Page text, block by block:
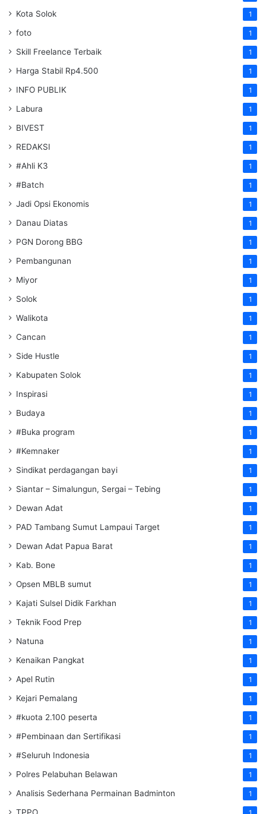
Kota Solok 1
foto 1
Skill Freelance Terbaik 1
Harga Stabil Rp4.500 1
INFO PUBLIK 1
Labura 1
BIVEST 1
REDAKSI 1
#Ahli K3 1
#Batch 1
Jadi Opsi Ekonomis 1
Danau Diatas 1
PGN Dorong BBG 1
Pembangunan 1
Miyor 1
Solok 1
Walikota 1
Cancan 1
Side Hustle 1
Kabupaten Solok 1
Inspirasi 1
Budaya 1
#Buka program 1
#Kemnaker 1
Sindikat perdagangan bayi 1
Siantar – Simalungun, Sergai – Tebing 1
Dewan Adat 1
PAD Tambang Sumut Lampaui Target 1
Dewan Adat Papua Barat 1
Kab. Bone 1
Opsen MBLB sumut 1
Kajati Sulsel Didik Farkhan 1
Teknik Food Prep 1
Natuna 1
Kenaikan Pangkat 1
Apel Rutin 1
Kejari Pemalang 1
#kuota 2.100 peserta 1
#Pembinaan dan Sertifikasi 1
#Seluruh Indonesia 1
Polres Pelabuhan Belawan 1
Analisis Sederhana Permainan Badminton 1
TPPO